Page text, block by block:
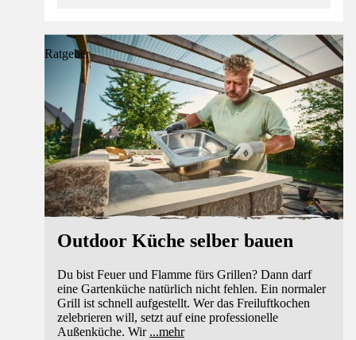
Ratgeber
Outdoor Küche selber bauen
Du bist Feuer und Flamme fürs Grillen? Dann darf
eine Gartenküche natürlich nicht fehlen. Ein normaler
Grill ist schnell aufgestellt. Wer das Freiluftkochen
zelebrieren will, setzt auf eine professionelle
Außenküche. Wir ...mehr